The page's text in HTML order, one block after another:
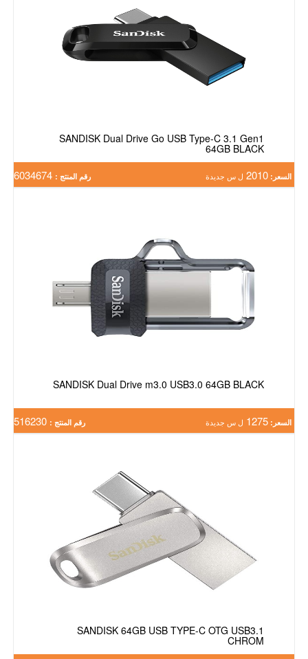
SANDISK Dual Drive Go USB Type-C 3.1 Gen1
64GB BLACK
السعر: 2010 ل س جديدة رقم المنتج :
SANDISK Dual Drive m3.0 USB3.0 64GB BLACK
السعر: 1275 ل س جديدة رقم المنتج :
SANDISK 64GB USB TYPE-C OTG USB3.1
CHROM